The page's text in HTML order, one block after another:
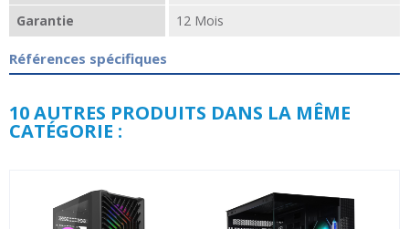
Garantie 12 Mois
Références spécifiques
10 AUTRES PRODUITS DANS LA MÊME
CATÉGORIE :